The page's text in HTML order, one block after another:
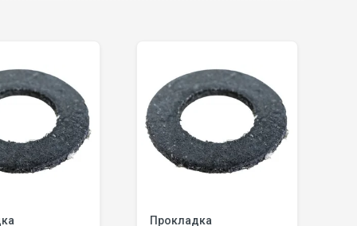
Прокладка